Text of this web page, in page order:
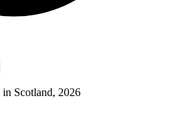
Scotland, 2026